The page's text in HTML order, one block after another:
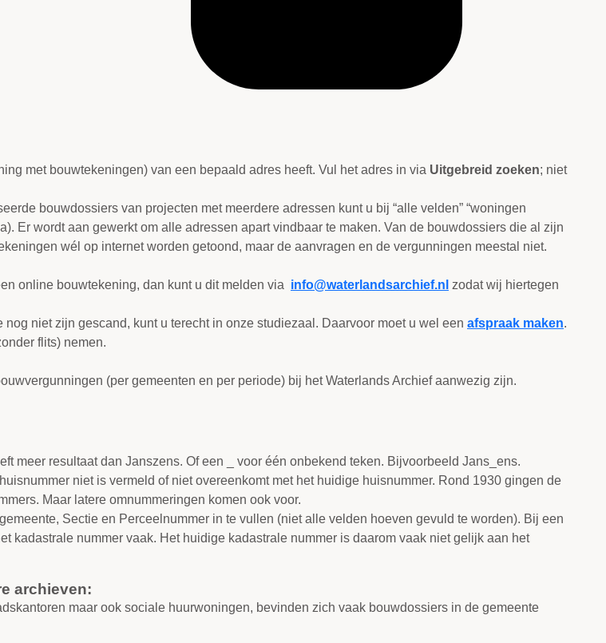
met bouwtekeningen) van een bepaald adres heeft. Vul het adres in via Uitgebreid zoeken; niet
bouwdossiers van projecten met meerdere adressen kunt u bij “alle velden” “woningen
Er wordt aan gewerkt om alle adressen apart vindbaar te maken. Van de bouwdossiers die al zijn
wél op internet worden getoond, maar de aanvragen en de vergunningen meestal niet.
online bouwtekening, dan kunt u dit melden via info@waterlandsarchief.nl zodat wij hiertegen
niet zijn gescand, kunt u terecht in onze studiezaal. Daarvoor moet u wel een afspraak maken.
flits) nemen.
(per gemeenten en per periode) bij het Waterlands Archief aanwezig zijn.
meer resultaat dan Janszens. Of een _ voor één onbekend teken. Bijvoorbeeld Jans_ens.
niet is vermeld of niet overeenkomt met het huidige huisnummer. Rond 1930 gingen de
Maar latere omnummeringen komen ook voor.
Sectie en Perceelnummer in te vullen (niet alle velden hoeven gevuld te worden). Bij een
kadastrale nummer vaak. Het huidige kadastrale nummer is daarom vaak niet gelijk aan het
archieven:
maar ook sociale huurwoningen, bevinden zich vaak bouwdossiers in de gemeente